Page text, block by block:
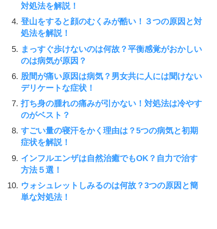
対処法を解説！
登山をすると顔のむくみが酷い！３つの原因と対
処法を解説！
まっすぐ歩けないのは何故？平衡感覚がおかしい
のは病気が原因？
股間が痛い原因は病気？男女共に人には聞けない
デリケートな症状！
打ち身の腫れの痛みが引かない！対処法は冷やす
のがベスト？
すごい量の寝汗をかく理由は？5つの病気と初期
症状を解説！
インフルエンザは自然治癒でもOK？自力で治す
方法５選！
ウォシュレットしみるのは何故？3つの原因と簡
単な対処法！